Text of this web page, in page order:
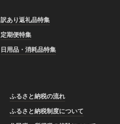
訳あり返礼品特集
定期便特集
日用品・消耗品特集
ふるさと納税の流れ
ふるさと納税制度について